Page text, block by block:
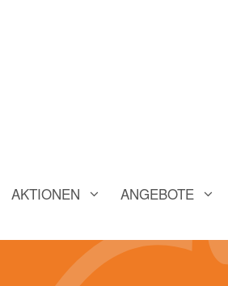
AKTIONEN ANGEBOTE